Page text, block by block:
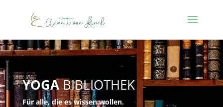
YOGABIBLIOTHEK
Für alle, die es wissen wollen.